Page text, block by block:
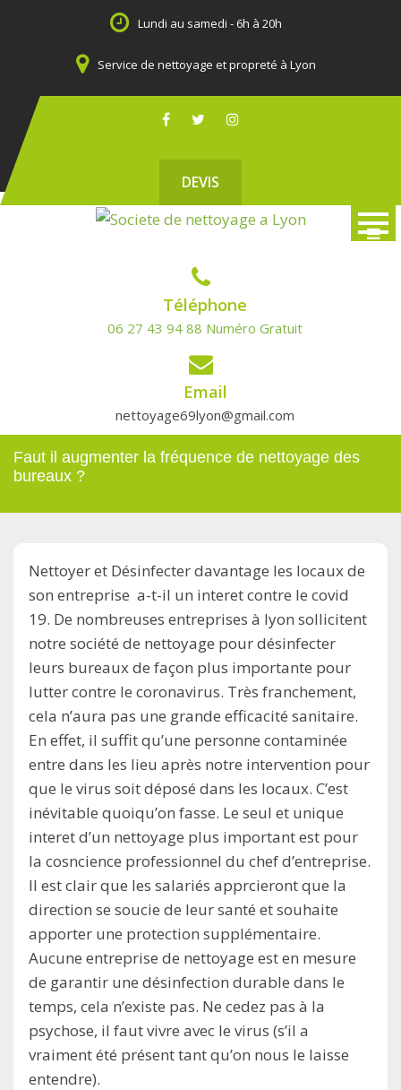
Lundi au samedi - 6h à 20h
Service de nettoyage et propreté à Lyon
DEVIS
Téléphone
06 27 43 94 88 Numéro Gratuit
Email
nettoyage69lyon@gmail.com
Faut il augmenter la fréquence de nettoyage des
bureaux ?
Nettoyer et Désinfecter davantage les locaux de
son entreprise a-t-il un interet contre le covid
19. De nombreuses entreprises à lyon sollicitent
notre société de nettoyage pour désinfecter
leurs bureaux de façon plus importante pour
lutter contre le coronavirus. Très franchement,
cela n’aura pas une grande efficacité sanitaire.
En effet, il suffit qu’une personne contaminée
entre dans les lieu après notre intervention pour
que le virus soit déposé dans les locaux. C’est
inévitable quoiqu’on fasse. Le seul et unique
interet d’un nettoyage plus important est pour
la cosncience professionnel du chef d’entreprise.
Il est clair que les salariés apprcieront que la
direction se soucie de leur santé et souhaite
apporter une protection supplémentaire.
Aucune entreprise de nettoyage est en mesure
de garantir une désinfection durable dans le
temps, cela n’existe pas. Ne cedez pas à la
psychose, il faut vivre avec le virus (s’il a
vraiment été présent tant qu’on nous le laisse
entendre).